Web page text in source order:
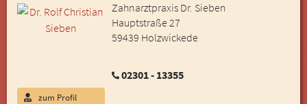
Zahnarztpraxis Dr. Sieben
Hauptstraße 27
59439 Holzwickede
02301 - 13355
zum Profil